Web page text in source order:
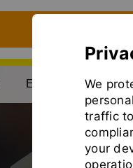
Estudios de caso
We
traffic
your